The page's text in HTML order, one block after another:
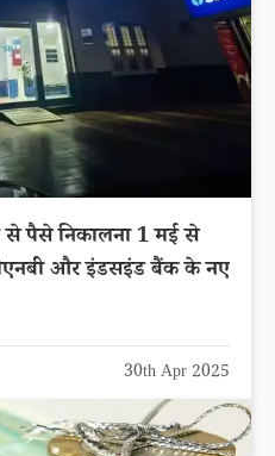
पैसे निकालना 1 मई से
और इंडसइंड बैंक के नए
30th Apr 2025